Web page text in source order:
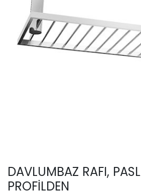
DAVLUMBAZ RAFI,
PROFİLDEN